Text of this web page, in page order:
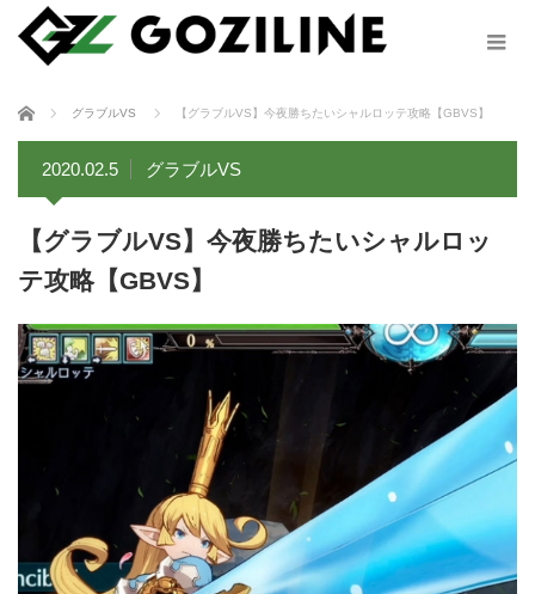
ホーム グラブルVS 【グラブルVS】今夜勝ちたいシャルロッテ攻略【GBVS】
2020.02.5 グラブルVS
【グラブルVS】今夜勝ちたいシャルロッ
テ攻略【GBVS】